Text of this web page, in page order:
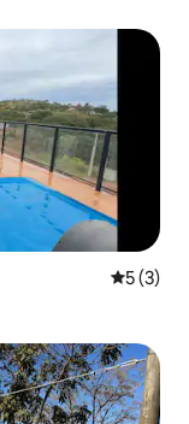
5 de
5 (3)